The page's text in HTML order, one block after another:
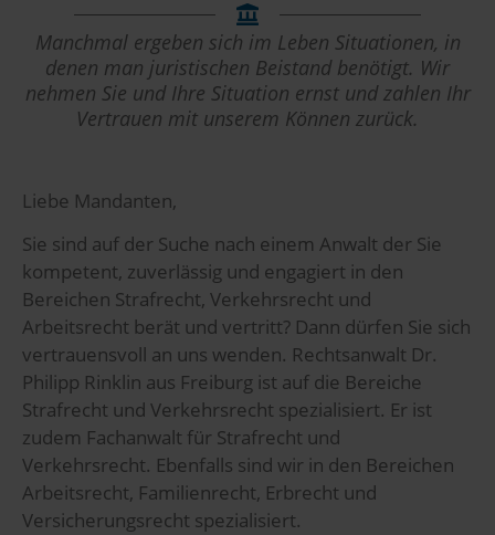
Manchmal ergeben sich im Leben Situationen, in
denen man juristischen Beistand benötigt. Wir
nehmen Sie und Ihre Situation ernst und zahlen Ihr
Vertrauen mit unserem Können zurück.
Liebe Mandanten,
Sie sind auf der Suche nach einem Anwalt der Sie
kompetent, zuverlässig und engagiert in den
Bereichen Strafrecht, Verkehrsrecht und
Arbeitsrecht berät und vertritt? Dann dürfen Sie sich
vertrauensvoll an uns wenden. Rechtsanwalt Dr.
Philipp Rinklin aus Freiburg ist auf die Bereiche
Strafrecht und Verkehrsrecht spezialisiert. Er ist
zudem Fachanwalt für Strafrecht und
Verkehrsrecht. Ebenfalls sind wir in den Bereichen
Arbeitsrecht, Familienrecht, Erbrecht und
Versicherungsrecht spezialisiert.